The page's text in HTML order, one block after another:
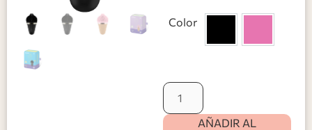
Color
AÑADIR AL